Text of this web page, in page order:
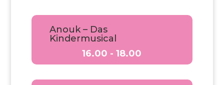
Anouk – Das
Kindermusical
16.00 - 18.00